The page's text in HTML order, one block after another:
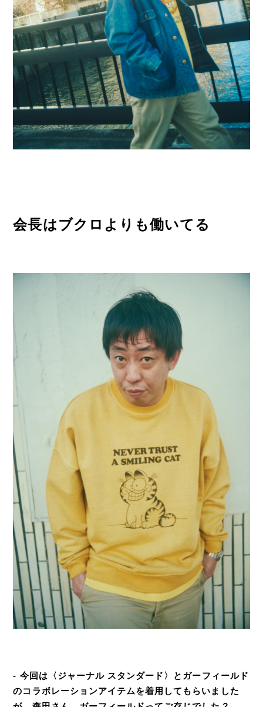
会長はブクロよりも働いてる
- 今回は〈ジャーナル スタンダード〉とガーフィールド
のコラボレーションアイテムを着用してもらいました